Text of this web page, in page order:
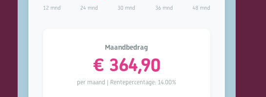
12 mnd 24 mnd 30 mnd 36 mnd 48 mnd
Maandbedrag
€ 364,90
per maand | Rentepercentage: 14.00%